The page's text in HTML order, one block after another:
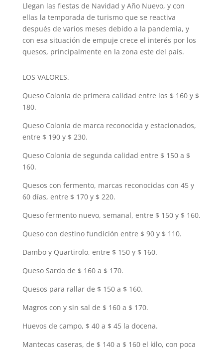
Llegan las fiestas de Navidad y Año Nuevo, y con
ellas la temporada de turismo que se reactiva
después de varios meses debido a la pandemia, y
con esa situación de empuje crece el interés por los
quesos, principalmente en la zona este del país.
LOS VALORES.
Queso Colonia de primera calidad entre los $ 160 y $
180.
Queso Colonia de marca reconocida y estacionados,
entre $ 190 y $ 230.
Queso Colonia de segunda calidad entre $ 150 a $
160.
Quesos con fermento, marcas reconocidas con 45 y
60 días, entre $ 170 y $ 220.
Queso fermento nuevo, semanal, entre $ 150 y $ 160.
Queso con destino fundición entre $ 90 y $ 110.
Dambo y Quartirolo, entre $ 150 y $ 160.
Queso Sardo de $ 160 a $ 170.
Quesos para rallar de $ 150 a $ 160.
Magros con y sin sal de $ 160 a $ 170.
Huevos de campo, $ 40 a $ 45 la docena.
Mantecas caseras, de $ 140 a $ 160 el kilo, con poca